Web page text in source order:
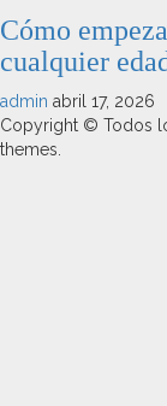
Cómo
cualquier edad
admin abril 17, 2026
Copyright © Todos
themes.